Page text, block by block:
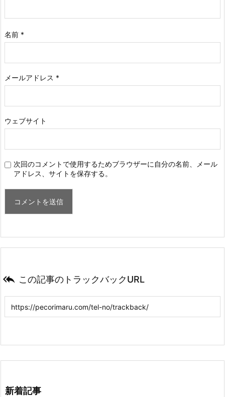
名前 *
メールアドレス *
ウェブサイト
次回のコメントで使用するためブラウザーに自分の名前、メール
アドレス、サイトを保存する。
 この記事のトラックバックURL
新着記事